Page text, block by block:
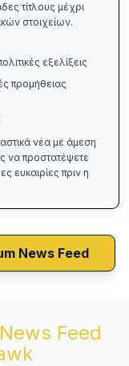
τίτλους μέχρι
στοιχείων.
εξελίξεις
προμήθειας
νέα με άμεση
να προστατέψετε
ευκαιρίες πριν η
News Feed
Feed